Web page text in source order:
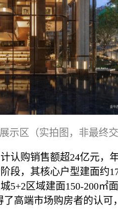
示区（实拍图，非最终交
认购销售额超24亿元，
段，其核心户型建面约
5+2区域建面150-200㎡
高端市场购房者的认